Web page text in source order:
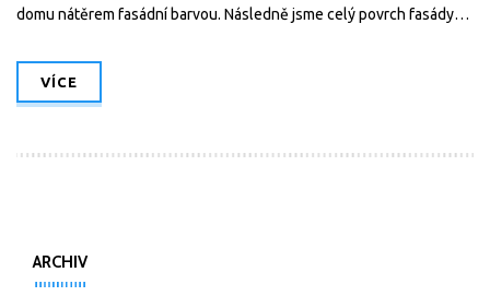
domu nátěrem fasádní barvou. Následně jsme celý povrch fasády…
VÍCE
ARCHIV